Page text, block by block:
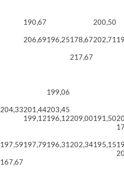
190,67
200,50
206,69196,25178,67202,71
217,67
199,06
204,33201,44203,45
199,12196,12209,00191,50
197,59197,79196,31202,34195,15
167,67